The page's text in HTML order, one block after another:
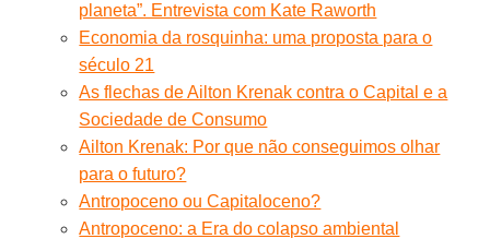
planeta”. Entrevista com Kate Raworth
Economia da rosquinha: uma proposta para o
século 21
As flechas de Ailton Krenak contra o Capital e a
Sociedade de Consumo
Ailton Krenak: Por que não conseguimos olhar
para o futuro?
Antropoceno ou Capitaloceno?
Antropoceno: a Era do colapso ambiental